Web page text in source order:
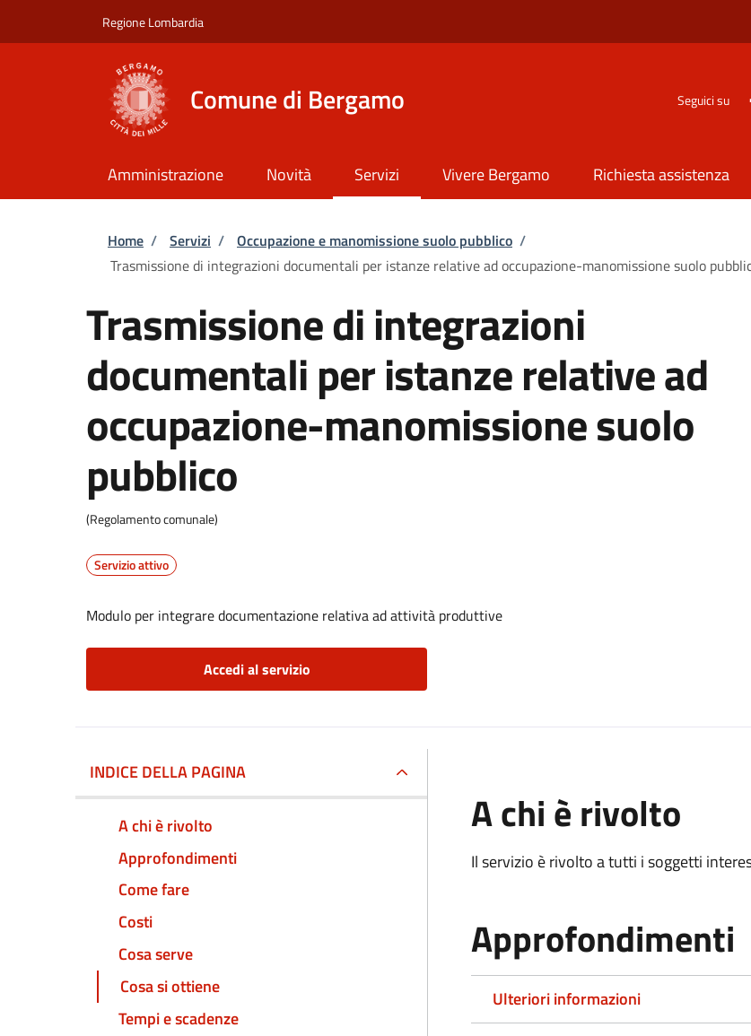
Regione Lombardia
Comune di Bergamo Seguici su
Amministrazione Novità Servizi Vivere Bergamo Richiesta assistenza
Briciole di pane
Home / Servizi / Occupazione e manomissione suolo pubblico /
Trasmissione di integrazioni documentali per istanze relative ad occupazione-manomissione suolo
Trasmissione di integrazioni
documentali per istanze relative ad
occupazione-manomissione suolo
pubblico
(Regolamento comunale)
Servizio attivo
Modulo per integrare documentazione relativa ad attività produttive
Accedi al servizio
INDICE DELLA PAGINA
A chi è rivolto
Approfondimenti
Come fare
Costi
Cosa serve
Cosa si ottiene
Tempi e scadenze
A chi è rivolto
Il servizio è rivolto a tutti i soggetti
Approfondimenti
Ulteriori informazioni